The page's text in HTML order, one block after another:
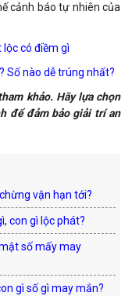
cảnh báo tự nhiên của
có điềm gì
Số nào dễ trúng nhất?
khảo. Hãy lựa chọn
để đảm bảo giải trí an
vận hạn tới?
con gì lộc phát?
số mấy may
gì số gì may mắn?